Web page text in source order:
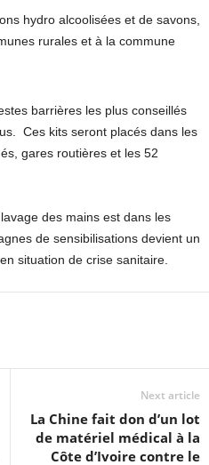
hydro alcoolisées et de savons,
rurales et à la commune
barrières les plus conseillés
Ces kits seront placés dans les
gares routières et les 52
des mains est dans les
de sensibilisations devient un
situation de crise sanitaire.
Next article
La Chine fait don d’un lot
de matériel médical à la
Côte d’Ivoire contre le